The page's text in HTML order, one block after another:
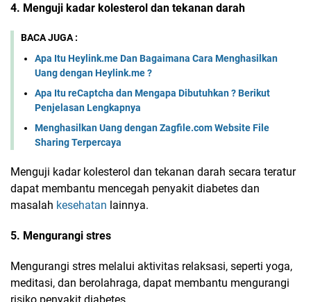
4. Menguji kadar kolesterol dan tekanan darah
BACA JUGA :
Apa Itu Heylink.me Dan Bagaimana Cara Menghasilkan
Uang dengan Heylink.me ?
Apa Itu reCaptcha dan Mengapa Dibutuhkan ? Berikut
Penjelasan Lengkapnya
Menghasilkan Uang dengan Zagfile.com Website File
Sharing Terpercaya
Menguji kadar kolesterol dan tekanan darah secara teratur
dapat membantu mencegah penyakit diabetes dan
masalah kesehatan lainnya.
5. Mengurangi stres
Mengurangi stres melalui aktivitas relaksasi, seperti yoga,
meditasi, dan berolahraga, dapat membantu mengurangi